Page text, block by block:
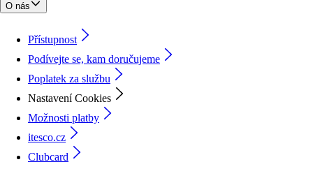
O nás
Přístupnost
Podívejte se, kam doručujeme
Poplatek za službu
Nastavení Cookies
Možnosti platby
itesco.cz
Clubcard